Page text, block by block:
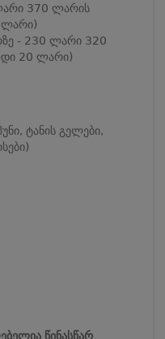
370 ლარის
ლარი)
- 230 ლარი 320
20 ლარი)
ტანის გელები,
წინასწარ